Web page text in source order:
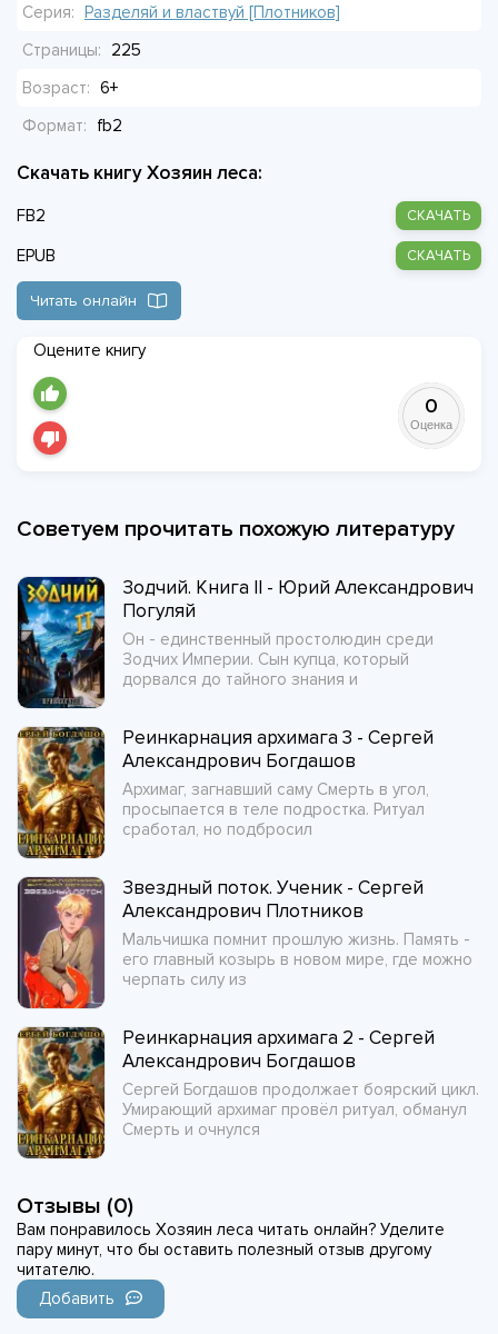
Серия: Разделяй и властвуй [Плотников]
Страницы:
225
Возраст: 6+
Формат:
fb2
Скачать книгу Хозяин леса:
FB2 СКАЧАТЬ
EPUB СКАЧАТЬ
Читать онлайн
Оцените книгу
0
Оценка
Советуем прочитать похожую литературу
Зодчий. Книга II - Юрий Александрович
Погуляй
Он - единственный простолюдин среди
Зодчих Империи. Сын купца, который
дорвался до тайного знания и
Реинкарнация архимага 3 - Сергей
Александрович Богдашов
Архимаг, загнавший саму Смерть в угол,
просыпается в теле подростка. Ритуал
сработал, но подбросил
Звездный поток. Ученик - Сергей
Александрович Плотников
Мальчишка помнит прошлую жизнь. Память -
его главный козырь в новом мире, где можно
черпать силу из
Реинкарнация архимага 2 - Сергей
Александрович Богдашов
Сергей Богдашов продолжает боярский цикл.
Умирающий архимаг провёл ритуал, обманул
Смерть и очнулся
Отзывы (0)
Вам понравилось Хозяин леса читать онлайн? Уделите
пару минут, что бы оставить полезный отзыв другому
читателю.
Добавить